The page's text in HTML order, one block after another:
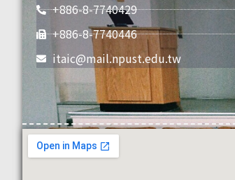
+886-8-7740429
+886-8-7740446
itaic@mail.npust.edu.tw